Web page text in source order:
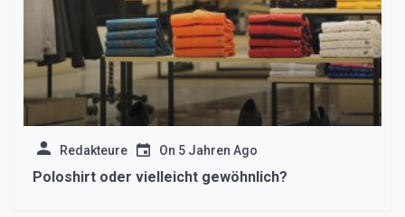
Redakteure On 5 Jahren Ago
Poloshirt oder vielleicht gewöhnlich?